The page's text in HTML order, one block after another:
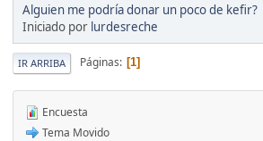
Alguien me podría donar un poco de kefir?
Iniciado por lurdesreche
IR ARRIBA Páginas 1
Encuesta
Tema Movido